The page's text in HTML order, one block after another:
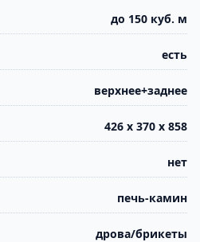
до 150 куб. м
есть
верхнее+заднее
426 х 370 х 858
нет
печь-камин
дрова/брикеты